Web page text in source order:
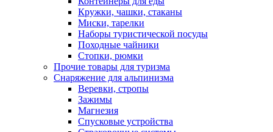
Кружки, чашки, стаканы
Миски, тарелки
Наборы туристической посуды
Походные чайники
Стопки, рюмки
Прочие товары для туризма
Снаряжение для альпинизма
Веревки, стропы
Зажимы
Магнезия
Спусковые устройства